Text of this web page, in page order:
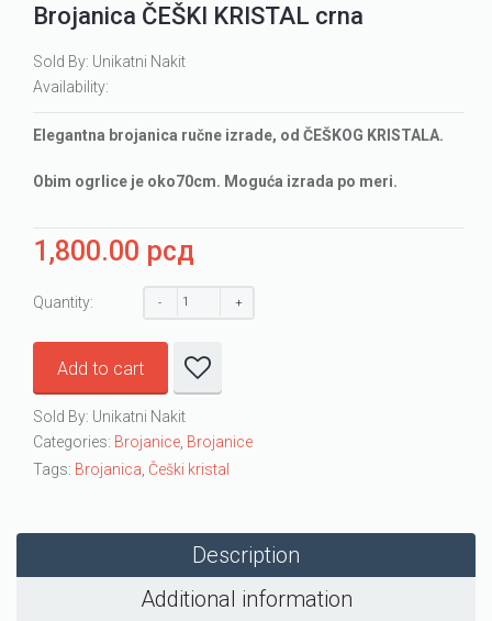
Brojanica ČEŠKI KRISTAL crna
Sold By: Unikatni Nakit
Availability:
Elegantna brojanica ručne izrade, od ČEŠKOG KRISTALA.
Obim ogrlice je oko70cm. Moguća izrada po meri.
1,800.00 рсд
Quantity:
Add to cart
Sold By: Unikatni Nakit
Categories: Brojanice Brojanice
Tags: Brojanica Češki kristal
Description
Additional information